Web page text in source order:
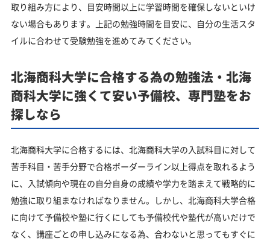
取り組み方により、目安時間以上に学習時間を確保しないといけ
ない場合もあります。上記の勉強時間を目安に、自分の生活スタ
イルに合わせて受験勉強を進めてみてください。
北海商科大学に合格する為の勉強法・北海
商科大学に強くて安い予備校、専門塾をお
探しなら
北海商科大学に合格するには、北海商科大学の入試科目に対して
苦手科目・苦手分野で合格ボーダーライン以上得点を取れるよう
に、入試傾向や現在の自分自身の成績や学力を踏まえて戦略的に
勉強に取り組まなければなりません。しかし、北海商科大学合格
に向けて予備校や塾に行くにしても予備校代や塾代が高いだけで
なく、講座ごとの申し込みになる為、合わないと思ってもすぐに